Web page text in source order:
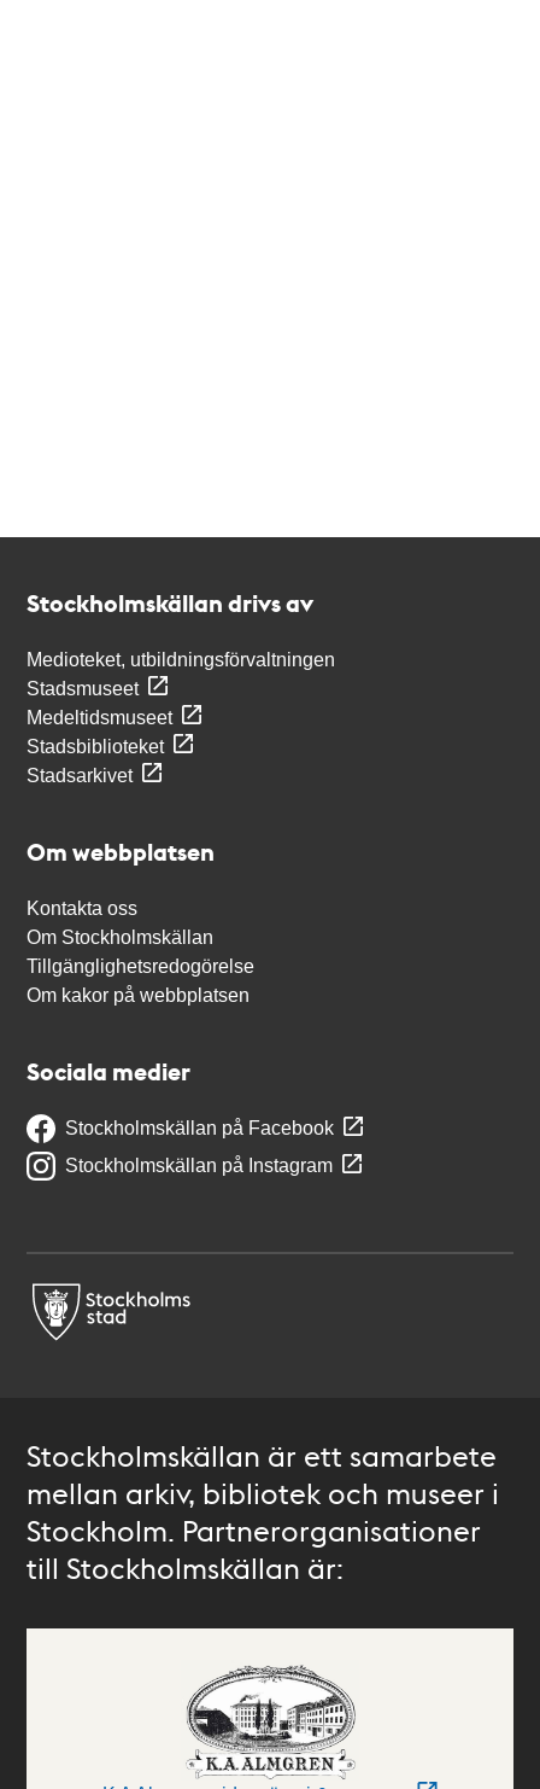
Stockholmskällan drivs av
Medioteket, utbildningsförvaltningen
Stadsmuseet
Medeltidsmuseet
Stadsbiblioteket
Stadsarkivet
Om webbplatsen
Kontakta oss
Om Stockholmskällan
Tillgänglighetsredogörelse
Om kakor på webbplatsen
Sociala medier
Stockholmskällan på Facebook
Stockholmskällan på Instagram
Stockholmskällan är ett samarbete
mellan arkiv, bibliotek och museer i
Stockholm. Partnerorganisationer
till Stockholmskällan är: